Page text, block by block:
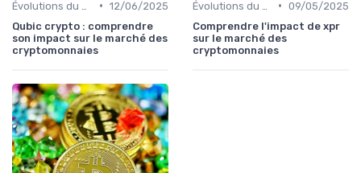
• 12/06/2025
Qubic crypto : comprendre
son impact sur le marché des
cryptomonnaies
• 09/05/2025
Comprendre l'impact de xpr
sur le marché des
cryptomonnaies